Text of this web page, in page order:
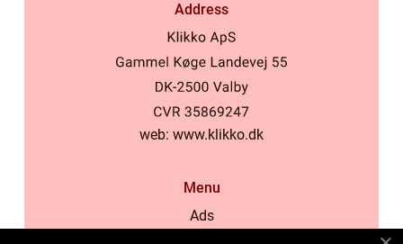
Address
web: www.klikko.dk
Menu
Ads